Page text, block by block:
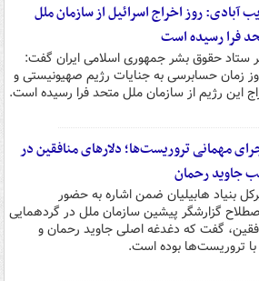
آبادی: روز اخراج اسرائیل از سازمان ملل
فرا رسیده است
ستاد حقوق بشر جمهوری اسلامی ایران گفت:
زمان حسابرسی به جنایات رژیم صهیونیستی و
این رژیم از سازمان ملل متحد فرا رسیده است.
مهمانی تروریست‌ها؛ دلارهای منافقین در
جاوید رحمان
بنیاد هابیلیان ضمن اشاره به حضور
گزارشگر پیشین سازمان ملل در گردهمایی
گفت که دغدغه اصلی جاوید رحمان و
تروریست‌ها بوده است.